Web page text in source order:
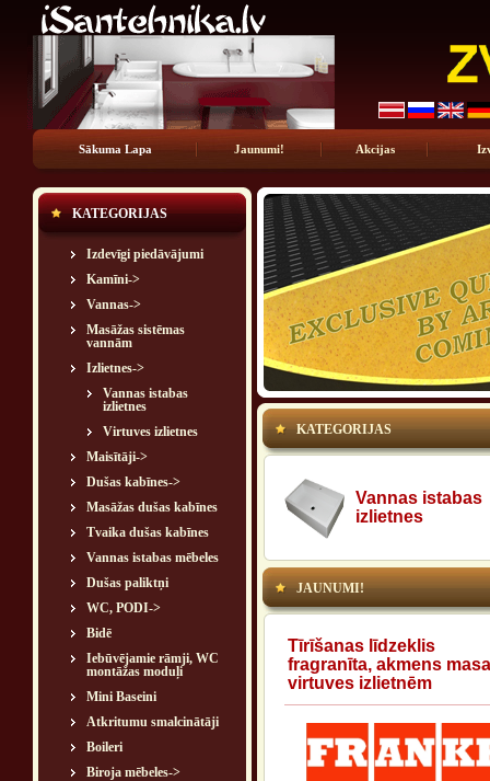
Sākuma Lapa Jaunumi! Akcijas
KATEGORIJAS
Izdevīgi piedāvājumi
Kamīni->
Vannas->
Masāžas sistēmas
vannām
Izlietnes->
Vannas istabas
izlietnes
Virtuves izlietnes
Maisītāji->
Dušas kabīnes->
Masāžas dušas kabīnes
Tvaika dušas kabīnes
Vannas istabas mēbeles
Dušas paliktņi
WC, PODI->
Bidē
Iebūvējamie rāmji, WC
montāžas moduļi
Mini Baseini
Atkritumu smalcinātāji
Boileri
Biroja mēbeles->
KATEGORIJAS
Vannas istabas
izlietnes
JAUNUMI!
Tīrīšanas līdzeklis
fragranīta, akmens
virtuves izlietnēm